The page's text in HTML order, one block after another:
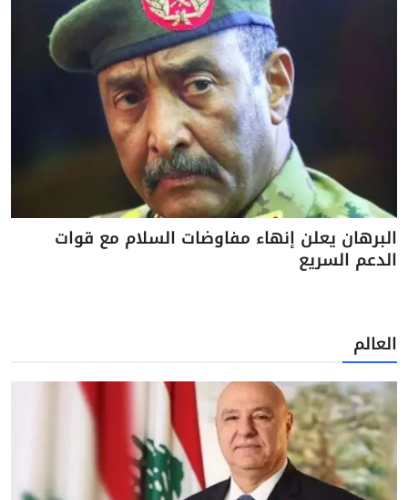
البرهان يعلن إنهاء مفاوضات السلام مع قوات
الدعم السريع
العالم